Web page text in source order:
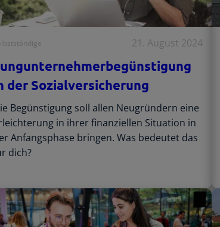
21. August 2024
der Sozialversicherung
Begünstigung soll allen Neugründern eine
in ihrer finanziellen Situation in
Anfangsphase bringen. Was bedeutet das
dich?